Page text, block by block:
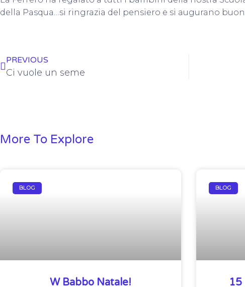
della Pasqua…si ringrazia del pensiero e si augurano
PREVIOUS
Ci vuole un seme
More To Explore
BLOG
W Babbo Natale!
BLOG
15